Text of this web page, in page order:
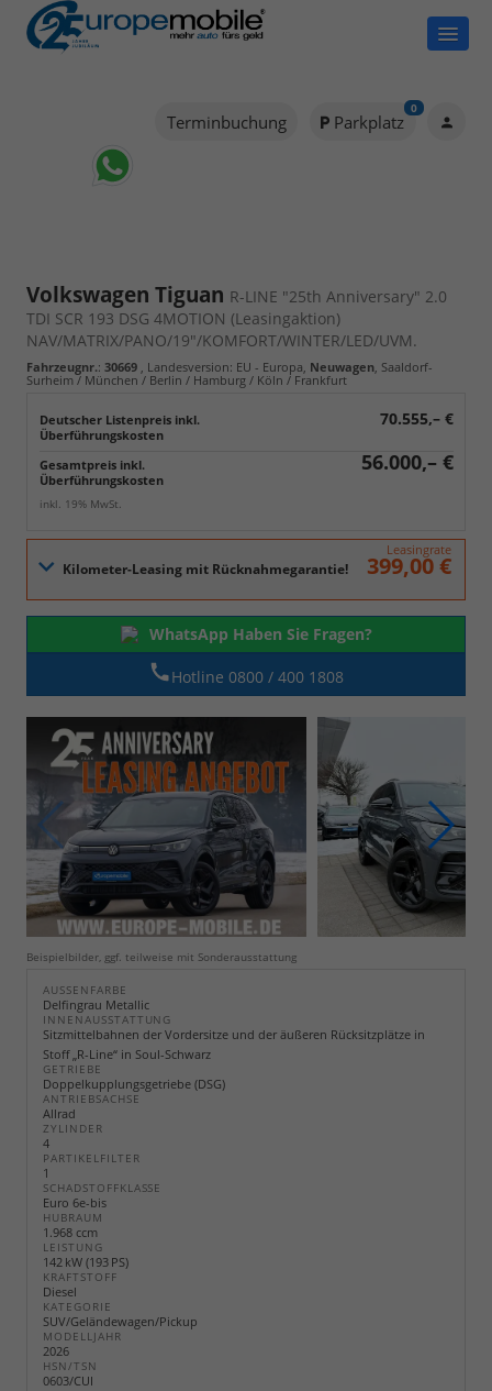
Terminbuchung Parkplatz
0
Volkswagen Tiguan R-LINE "25th Anniversary" 2.0
TDI SCR 193 DSG 4MOTION (Leasingaktion)
NAV/MATRIX/PANO/19"/KOMFORT/WINTER/LED/UVM.
Fahrzeugnr.: 30669 , Landesversion: EU - Europa, Neuwagen, Saaldorf-
Surheim / München / Berlin / Hamburg / Köln / Frankfurt
70.555,– €
Gesamtpreis inkl.
Überführungskosten
56.000,– €
inkl. 19% MwSt.
Leasingrate
399,00 €
WhatsApp Haben Sie Fragen?
Hotline 0800 / 400 1808
Beispielbilder, ggf. teilweise mit Sonderausstattung
AUSSENFARBE
Delfingrau Metallic
INNENAUSSTATTUNG
Sitzmittelbahnen der Vordersitze und der äußeren Rücksitzplätze in
Stoff „R-Line“ in Soul-Schwarz
GETRIEBE
Doppelkupplungsgetriebe (DSG)
ANTRIEBSACHSE
Allrad
ZYLINDER
4
PARTIKELFILTER
1
SCHADSTOFFKLASSE
Euro 6e-bis
HUBRAUM
1.968 ccm
LEISTUNG
142 kW (193 PS)
KRAFTSTOFF
Diesel
KATEGORIE
SUV/Geländewagen/Pickup
MODELLJAHR
2026
HSN/TSN
0603/CUI